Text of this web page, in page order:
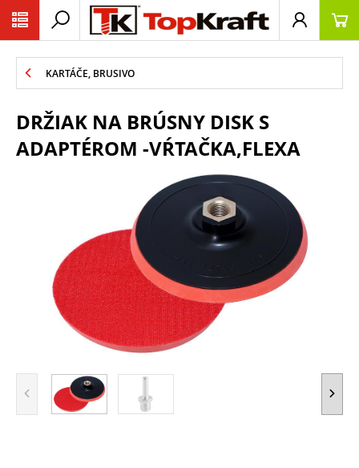
KARTÁČE, BRUSIVO
DRŽIAK NA BRÚSNY DISK S
ADAPTÉROM -VŔTAČKA,FLEXA